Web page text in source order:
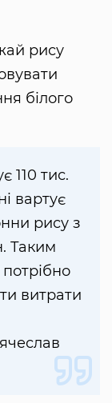
рису
білого
110 тис.
вартує
рису з
Таким
витрати